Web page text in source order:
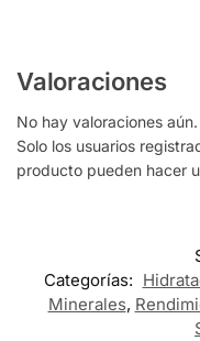
Valoraciones
No hay valoraciones aún.
Solo los usuarios
producto pueden hacer
Categorías:
Minerales,